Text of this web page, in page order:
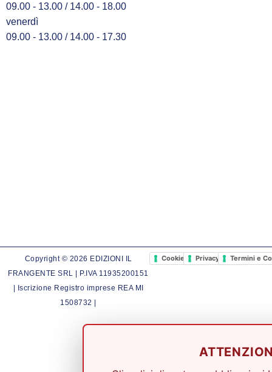
09.00 - 13.00 / 14.00 - 18.00
venerdì
09.00 - 13.00 / 14.00 - 17.30
Copyright © 2026 EDIZIONI IL
FRANGENTE SRL | P.IVA 11935200151
| Iscrizione Registro imprese REA MI
1508732 |
Cookie PolicyPrivacy PolicyTermini e